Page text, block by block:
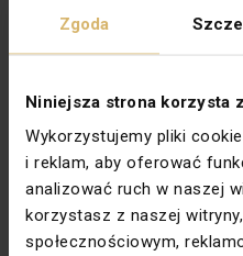
Zgoda
Niniejsza strona korzysta
Wykorzystujemy pliki
i reklam, aby oferować
analizować ruch w naszej
korzystasz z naszej
społecznościowym,
Dodaj do
Opis produktu
DROP2 IP 55 2x26W TC-D /G24d-3/
Dane techniczne